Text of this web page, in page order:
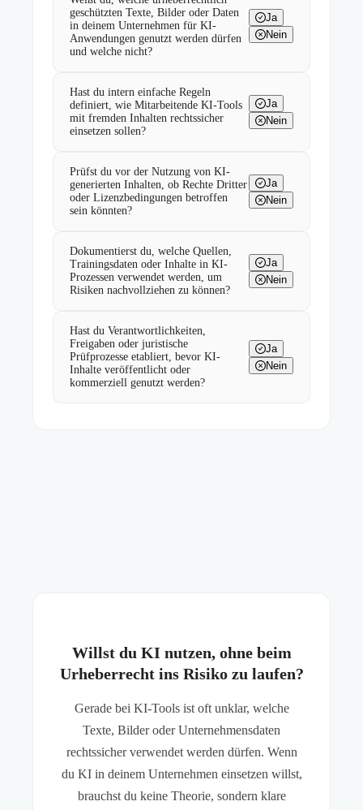
geschützten Texte, Bilder oder Daten
in deinem Unternehmen für KI-
Anwendungen genutzt werden dürfen
und welche nicht?
Ja
Nein
Hast du intern einfache Regeln
definiert, wie Mitarbeitende KI-Tools
mit fremden Inhalten rechtssicher
einsetzen sollen?
Ja
Nein
Prüfst du vor der Nutzung von KI-
generierten Inhalten, ob Rechte Dritter
oder Lizenzbedingungen betroffen
sein könnten?
Ja
Nein
Dokumentierst du, welche Quellen,
Trainingsdaten oder Inhalte in KI-
Prozessen verwendet werden, um
Risiken nachvollziehen zu können?
Ja
Nein
Hast du Verantwortlichkeiten,
Freigaben oder juristische
Prüfprozesse etabliert, bevor KI-
Inhalte veröffentlicht oder
kommerziell genutzt werden?
Ja
Nein
Willst du KI nutzen, ohne beim
Urheberrecht ins Risiko zu laufen?
Gerade bei KI-Tools ist oft unklar, welche
Texte, Bilder oder Unternehmensdaten
rechtssicher verwendet werden dürfen. Wenn
du KI in deinem Unternehmen einsetzen willst,
brauchst du keine Theorie, sondern klare